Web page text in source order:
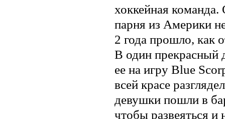
хоккейная
парня из Америки
2 года прошло, как
В один прекрасный
ее на игру Blue
всей красе
девушки пошли в
чтобы развеяться и